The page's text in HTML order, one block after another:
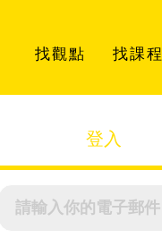
找觀點 找課程
登入